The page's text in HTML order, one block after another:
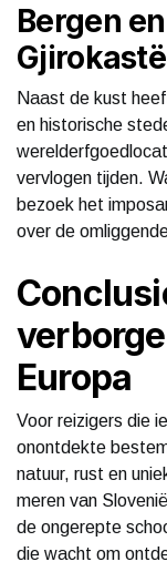
Bergen
Naast de kust
en historische
vervlogen tijden.
bezoek het
over de
Europa
Voor reizigers die
onontdekte
natuur, rust en
meren van
de ongerepte
die wacht om